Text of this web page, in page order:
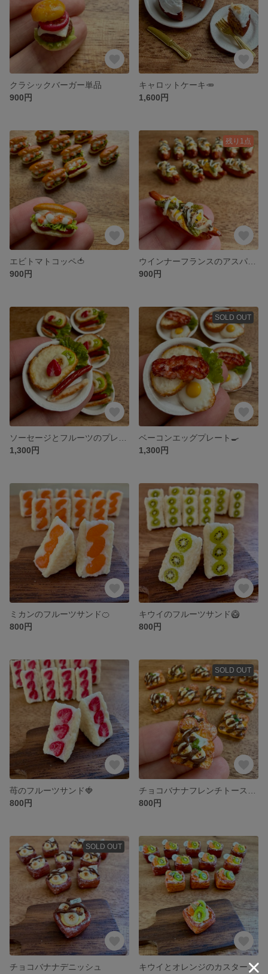
クラシックバーガー単品
900円
キャロットケーキ🥕
1,600円
エビトマトコッペ🍅
900円
残り1点
900円
1,300円
SOLD OUT
ベーコンエッグプレート🍳
1,300円
ミカンのフルーツサンド🍊
800円
キウイのフルーツサンド🥝
800円
苺のフルーツサンド🍓
800円
SOLD OUT
800円
SOLD OUT
チョコバナナデニッシュ
キウイとオレンジのカスタードデニッシュ🥝